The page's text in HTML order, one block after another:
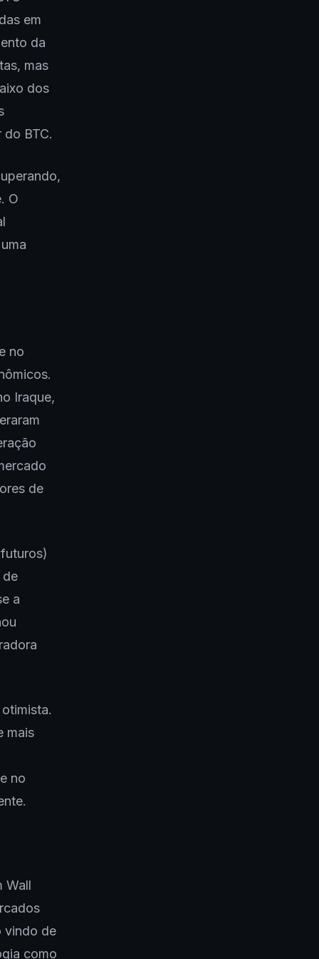
em
da
mas
dos
BTC.
O
no
Iraque,
de
de
a
mais
no
Wall
vindo de
como